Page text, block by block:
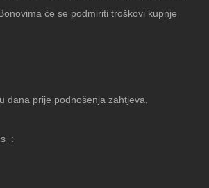
će se podmiriti troškovi kupnje
dana prije podnošenja zahtjeva,
: